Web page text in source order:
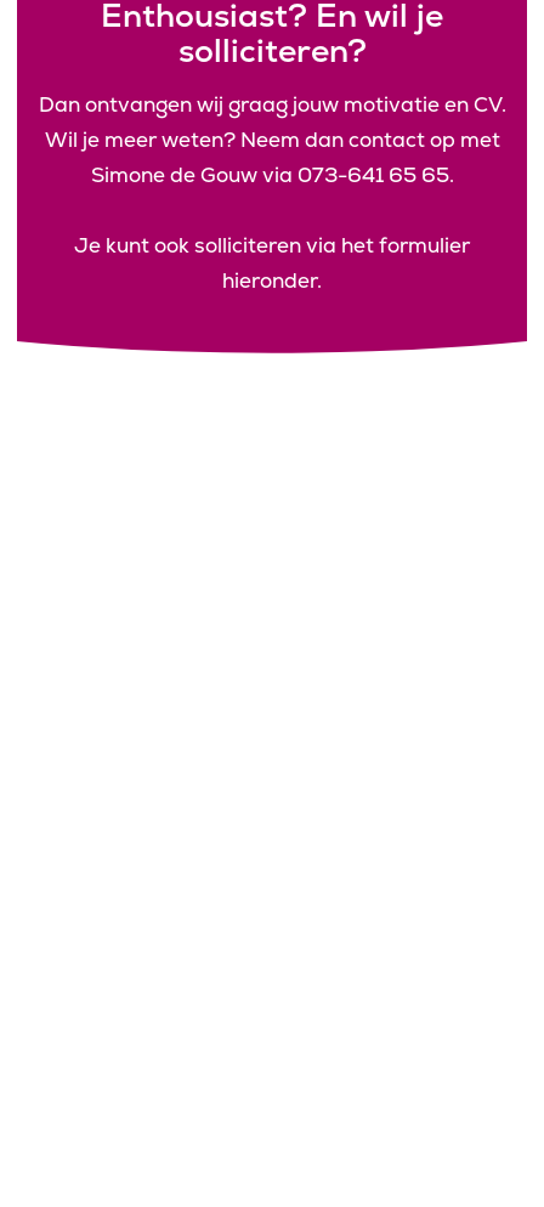
Enthousiast? En wil je
solliciteren?
Dan ontvangen wij graag jouw motivatie en CV.
Wil je meer weten? Neem dan contact op met
Simone de Gouw via 073-641 65 65.
Je kunt ook solliciteren via het formulier
hieronder.